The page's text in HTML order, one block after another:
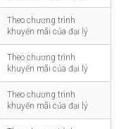
Theo chương trình
khuyến mãi của đại lý
Theo chương trình
khuyến mãi của đại lý
Theo chương trình
khuyến mãi của đại lý